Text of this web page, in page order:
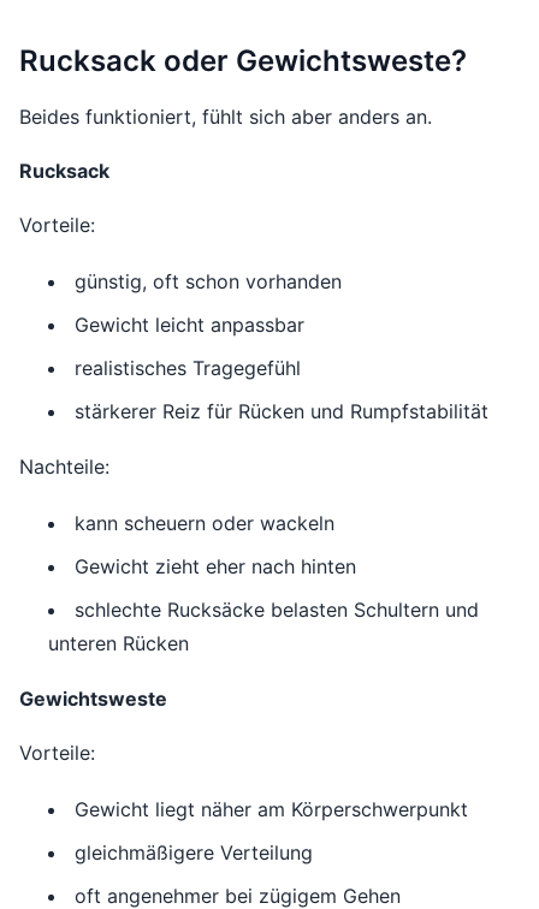
Rucksack oder Gewichtsweste?
Beides funktioniert, fühlt sich aber anders an.
Rucksack
Vorteile:
günstig, oft schon vorhanden
Gewicht leicht anpassbar
realistisches Tragegefühl
stärkerer Reiz für Rücken und Rumpfstabilität
Nachteile:
kann scheuern oder wackeln
Gewicht zieht eher nach hinten
schlechte Rucksäcke belasten Schultern und
unteren Rücken
Gewichtsweste
Vorteile:
Gewicht liegt näher am Körperschwerpunkt
gleichmäßigere Verteilung
oft angenehmer bei zügigem Gehen